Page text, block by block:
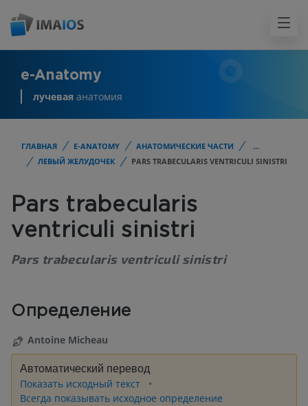
e-Anatomy
лучевая анатомия
ГЛАВНАЯ E-ANATOMY АНАТОМИЧЕСКИЕ ЧАСТИ
...
ЛЕВЫЙ ЖЕЛУДОЧЕК
PARS TRABECULARIS VENTRICULI SINISTRI
Pars trabecularis
ventriculi sinistri
Pars trabecularis ventriculi sinistri
Определение
Antoine Micheau
Автоматический перевод
Показать исходный текст
Всегда показывать исходное определение